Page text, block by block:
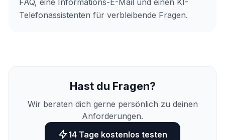
Telefonassistenten für verbleibende Fragen.
Hast du Fragen?
Wir beraten dich gerne persönlich zu deinen
Anforderungen.
14 Tage kostenlos testen